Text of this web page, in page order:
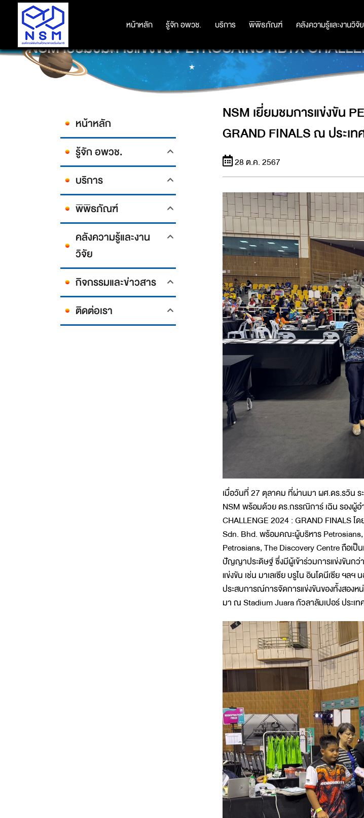
หน้าหลัก รู้จัก อพวช. บริการ พิพิธภัณฑ์ คลังความรู้และงานวิจัย
หน้าหลัก รู้จัก อพวช. บริการ พิพิธภัณฑ์ คลังความรู้และงานวิจัย
NSM เยี่ยมชมการแข่งขัน PETROSAINS RBTX
หน้าหลัก
รู้จัก อพวช.
บริการ
พิพิธภัณฑ์
คลังความรู้และงาน
วิจัย
กิจกรรมและข่าวสาร
ติดต่อเรา
NSM เยี่ยมชมการแข่งขัน
GRAND FINALS ณ ประเท
28 ต.ค. 2567
เมื่อวันที่ 27 ตุลาคม ที่ผ่านมา ผศ.ดร.รวิน
NSM พร้อมด้วย ดร.กรรณิการ์ เฉิน รองผู้อ
CHALLENGE 2024 : GRAND FINALS
Sdn. Bhd. พร้อมคณะผู้บริหาร
Petrosians, The Discovery Centre ถือเป็
ปัญญาประดิษฐ์ ซึ่งมีผู้เข้าร่วมการแข่งขันกว่
แข่งขัน เช่น มาเลเซีย บรูไน อินโดนีเซีย ฯล
ประสบการณ์การจัดการแข่งขันของทั้งสอง
มา ณ Stadium Juara กัวลาลัมเปอร์ ประเท